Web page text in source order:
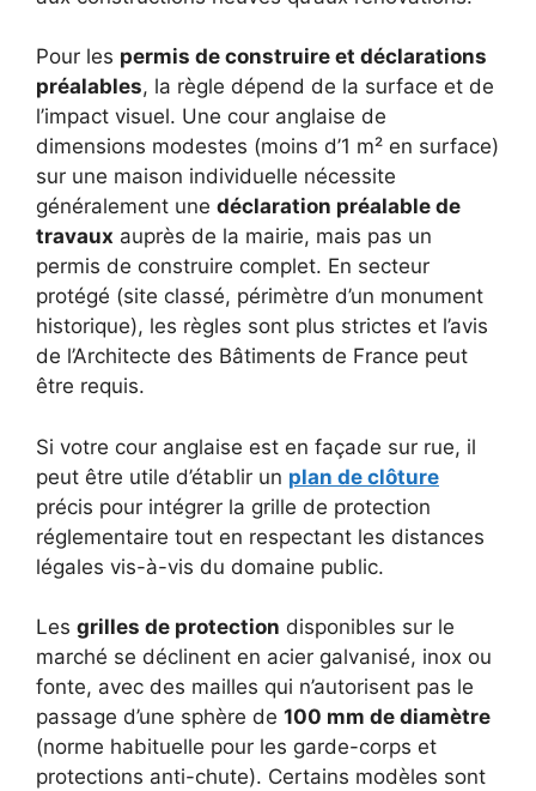
Pour les permis de construire et déclarations
préalables, la règle dépend de la surface et de
l’impact visuel. Une cour anglaise de
dimensions modestes (moins d’1 m² en surface)
sur une maison individuelle nécessite
généralement une déclaration préalable de
travaux auprès de la mairie, mais pas un
permis de construire complet. En secteur
protégé (site classé, périmètre d’un monument
historique), les règles sont plus strictes et l’avis
de l’Architecte des Bâtiments de France peut
être requis.
Si votre cour anglaise est en façade sur rue, il
peut être utile d’établir un plan de clôture
précis pour intégrer la grille de protection
réglementaire tout en respectant les distances
légales vis-à-vis du domaine public.
Les grilles de protection disponibles sur le
marché se déclinent en acier galvanisé, inox ou
fonte, avec des mailles qui n’autorisent pas le
passage d’une sphère de 100 mm de diamètre
(norme habituelle pour les garde-corps et
protections anti-chute). Certains modèles sont